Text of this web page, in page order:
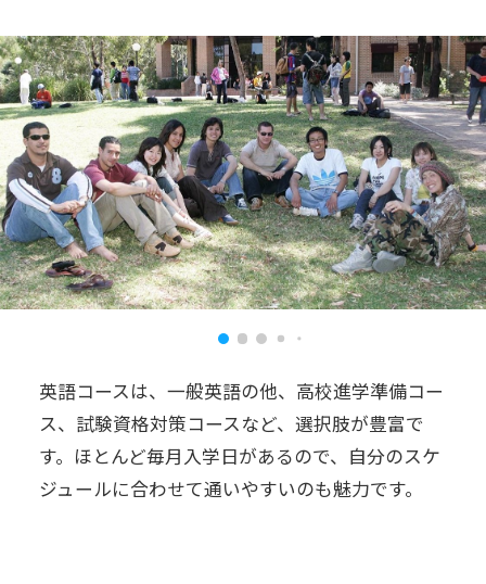
英語コースは、一般英語の他、高校進学準備コー
ス、試験資格対策コースなど、選択肢が豊富で
す。ほとんど毎月入学日があるので、自分のスケ
ジュールに合わせて通いやすいのも魅力です。